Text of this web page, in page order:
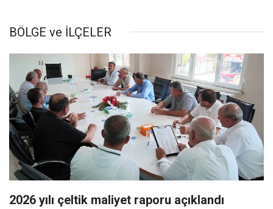
BÖLGE ve İLÇELER
2026 yılı çeltik maliyet raporu açıklandı